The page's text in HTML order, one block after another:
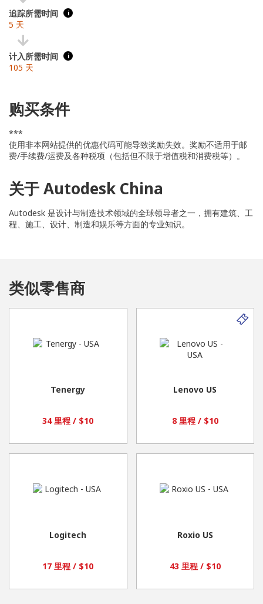
追踪所需时间 i
5 天
计入所需时间 i
105 天
购买条件
***
使用非本网站提供的优惠代码可能导致奖励失效。奖励不适用于邮
费/手续费/运费及各种税项（包括但不限于增值税和消费税等）。
关于 Autodesk China
Autodesk 是设计与制造技术领域的全球领导者之一，拥有建筑、工
程、施工、设计、制造和娱乐等方面的专业知识。
类似零售商
Tenergy
34 里程 / $10
Lenovo US
8 里程 / $10
Logitech
17 里程 / $10
Roxio US
43 里程 / $10